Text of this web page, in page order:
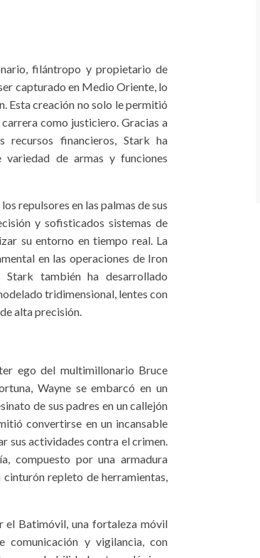
filántropo y propietario de
capturado en Medio Oriente, lo
Esta creación no solo le permitió
como justiciero. Gracias a
recursos financieros, Stark ha
de armas y funciones
repulsores en las palmas de sus
y sofisticados sistemas de
su entorno en tiempo real. La
en las operaciones de Iron
también ha desarrollado
tridimensional, lentes con
alta precisión.
ego del multimillonario Bruce
Wayne se embarcó en un
de sus padres en un callejón
convertirse en un incansable
sus actividades contra el crimen.
compuesto por una armadura
repleto de herramientas,
el Batimóvil, una fortaleza móvil
comunicación y vigilancia, con